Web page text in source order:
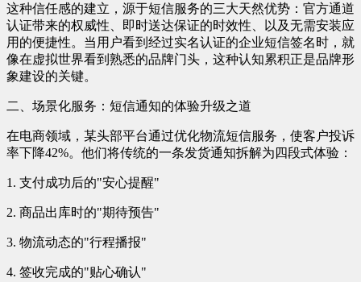
这种信任感的建立，源于短信服务的三大天然优势：官方通道
认证带来的权威性、即时送达保证的时效性、以及无需安装应
用的便捷性。当用户看到经过实名认证的企业短信签名时，就
像在虚拟世界看到熟悉的品牌门头，这种认知累积正是品牌形
象建设的关键。
二、场景化服务：短信通知的体验升级之道
在电商领域，某头部平台通过优化物流短信服务，使客户投诉
率下降42%。他们将传统的一条发货通知拆解为四段式体验：
1. 支付成功后的"安心提醒"
2. 商品出库时的"期待预告"
3. 物流动态的"行程播报"
4. 签收完成的"贴心确认"